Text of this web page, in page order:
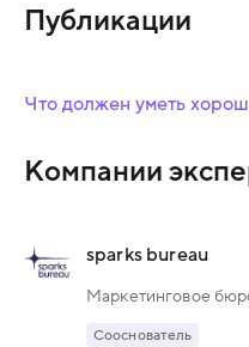
Публикации
Что должен уметь
Компании
sparks bureau
Маркетинговое
Сооснователь